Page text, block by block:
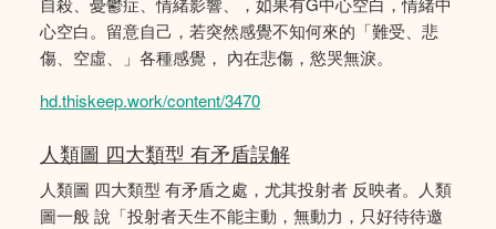
心空白。留意自己，若突然感覺不知何來的「難受、悲
傷、空虛、」各種感覺， 內在悲傷，慾哭無淚。
hd.thiskeep.work/content/3470
人類圖 四大類型 有矛盾誤解
人類圖 四大類型 有矛盾之處，尤其投射者 反映者。人類
圖一般 說「投射者天生不能主動，無動力，只好待待邀